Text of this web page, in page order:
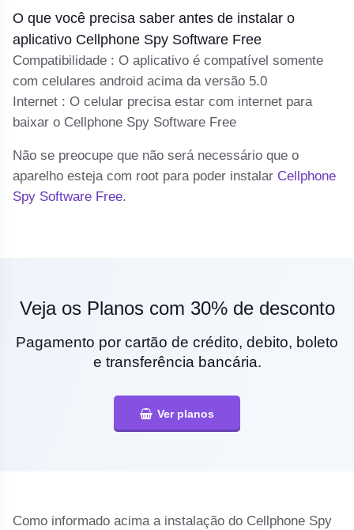
O que você precisa saber antes de instalar o
aplicativo Cellphone Spy Software Free
Compatibilidade : O aplicativo é compatível somente
com celulares android acima da versão 5.0
Internet : O celular precisa estar com internet para
baixar o Cellphone Spy Software Free
Não se preocupe que não será necessário que o
aparelho esteja com root para poder instalar Cellphone
Spy Software Free.
Veja os Planos com 30% de desconto
Pagamento por cartão de crédito, debito, boleto
e transferência bancária.
Ver planos
Como informado acima a instalação do Cellphone Spy